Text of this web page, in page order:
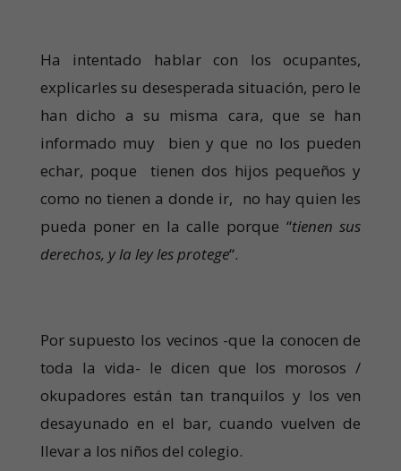
Ha intentado hablar con los ocupantes,
explicarles su desesperada situación, pero le
han dicho a su misma cara, que se han
informado muy bien y que no los pueden
echar, poque tienen dos hijos pequeños y
como no tienen a donde ir, no hay quien les
pueda poner en la calle porque “tienen sus
derechos, y la ley les protege“.
Por supuesto los vecinos -que la conocen de
toda la vida- le dicen que los morosos /
okupadores están tan tranquilos y los ven
desayunado en el bar, cuando vuelven de
llevar a los niños del colegio.